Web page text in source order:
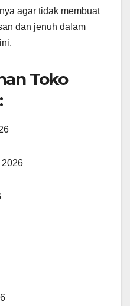
agar tidak membuat
dan jenuh dalam
Toko
2026